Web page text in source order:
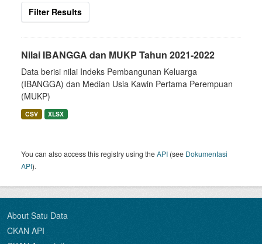
Filter Results
Nilai IBANGGA dan MUKP Tahun 2021-2022
Data berisi nilai Indeks Pembangunan Keluarga
(IBANGGA) dan Median Usia Kawin Pertama Perempuan
(MUKP)
CSV XLSX
You can also access this registry using theAPI (see Dokumentasi
API).
About Satu Data
CKAN API